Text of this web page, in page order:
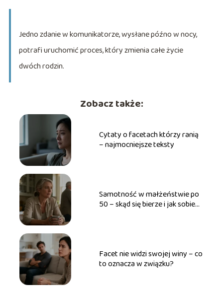
Jedno zdanie w komunikatorze, wysłane późno w nocy,
potrafi uruchomić proces, który zmienia całe życie
dwóch rodzin.
Zobacz także:
Cytaty o facetach którzy ranią
– najmocniejsze teksty
Samotność w małżeństwie po
50 – skąd się bierze i jak sobie
Facet nie widzi swojej winy – co
to oznacza w związku?